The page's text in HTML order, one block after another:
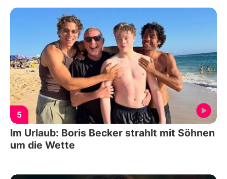
5
Im Urlaub: Boris Becker strahlt mit Söhnen
um die Wette